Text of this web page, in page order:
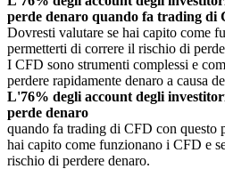
perde denaro quando fa trading di
Dovresti valutare se hai capito come
permetterti di correre il rischio di
I CFD sono strumenti complessi e
perdere rapidamente denaro a causa
L'76% degli account degli
perde denaro
quando fa trading di CFD con questo
hai capito come funzionano i CFD e
rischio di perdere denaro.